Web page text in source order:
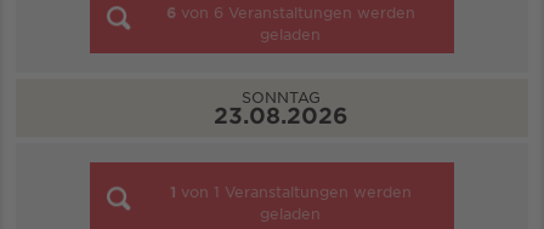
6 von 6 Veranstaltungen werden
geladen
SONNTAG
23.08.2026
1 von 1 Veranstaltungen werden
geladen